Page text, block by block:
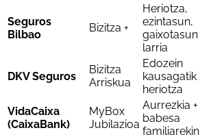
Seguros
Bilbao
Bizitza +
Heriotza,
ezintasun,
gaixotasun
larria
DKV Seguros
Bizitza
Arriskua
Edozein
kausagatik
heriotza
VidaCaixa
(CaixaBank)
MyBox
Jubilazioa
Aurrezkia +
babesa
familiarekin